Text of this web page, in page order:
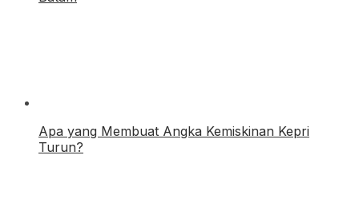
Apa yang Membuat Angka Kemiskinan Kepri
Turun?